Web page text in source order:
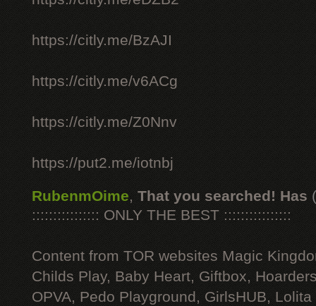
https://citly.me/BzAJI
https://citly.me/v6ACg
https://citly.me/Z0Nnv
https://put2.me/iotnbj
RubenmOime, That you searched! Has
:::::::::::::::: ONLY THE BEST ::::::::::::::::
Content from TOR websites Magic
Childs Play, Baby Heart, Giftbox,
OPVA, Pedo Playground, GirlsHUB, Lolita